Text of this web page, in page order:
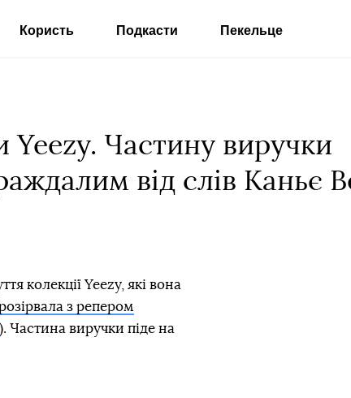
Користь Подкасти Пекельце
Yeezy. Частину виручки
від слів Каньє
колекції Yeezy, які вона
з репером
). Частина виручки піде на